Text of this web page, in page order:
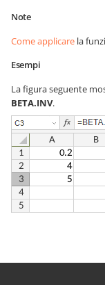
Note
Come applicare la
Esempi
La figura seguente
BETA.INV.